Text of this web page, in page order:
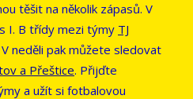
těšit na několik zápasů. V
I. B třídy mezi týmy TJ
V neděli pak můžete sledovat
a Přeštice. Přijďte
a užít si fotbalovou